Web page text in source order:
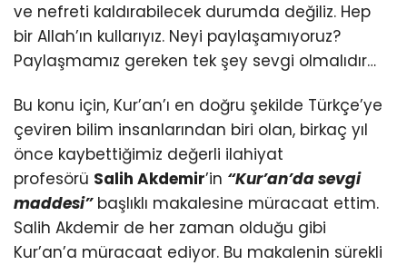
ve nefreti kaldırabilecek durumda değiliz. Hep
bir Allah’ın kullarıyız. Neyi paylaşamıyoruz?
Paylaşmamız gereken tek şey sevgi olmalıdır…
Bu konu için, Kur’an’ı en doğru şekilde Türkçe’ye
çeviren bilim insanlarından biri olan, birkaç yıl
önce kaybettiğimiz değerli ilahiyat
profesörü Salih Akdemir’in “Kur’an’da sevgi
maddesi”başlıklı makalesine müracaat ettim.
Salih Akdemir de her zaman olduğu gibi
Kur’an’a müracaat ediyor. Bu makalenin sürekli